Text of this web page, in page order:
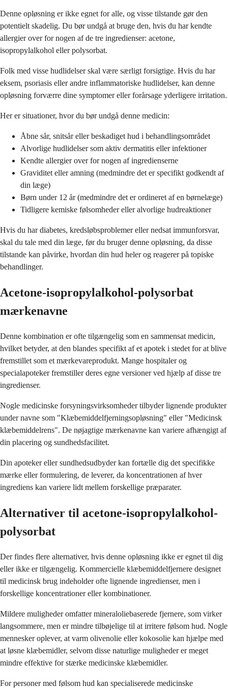
Denne opløsning er ikke egnet for alle, og visse tilstande gør den
potentielt skadelig. Du bør undgå at bruge den, hvis du har kendte
allergier over for nogen af de tre ingredienser: acetone,
isopropylalkohol eller polysorbat.
Folk med visse hudlidelser skal være særligt forsigtige. Hvis du har
eksem, psoriasis eller andre inflammatoriske hudlidelser, kan denne
opløsning forværre dine symptomer eller forårsage yderligere irritation.
Her er situationer, hvor du bør undgå denne medicin:
Åbne sår, snitsår eller beskadiget hud i behandlingsområdet
Alvorlige hudlidelser som aktiv dermatitis eller infektioner
Kendte allergier over for nogen af ingredienserne
Graviditet eller amning (medmindre det er specifikt godkendt af
din læge)
Børn under 12 år (medmindre det er ordineret af en børnelæge)
Tidligere kemiske følsomheder eller alvorlige hudreaktioner
Hvis du har diabetes, kredsløbsproblemer eller nedsat immunforsvar,
skal du tale med din læge, før du bruger denne opløsning, da disse
tilstande kan påvirke, hvordan din hud heler og reagerer på topiske
behandlinger.
Acetone-isopropylalkohol-polysorbat
mærkenavne
Denne kombination er ofte tilgængelig som en sammensat medicin,
hvilket betyder, at den blandes specifikt af et apotek i stedet for at blive
fremstillet som et mærkevareprodukt. Mange hospitaler og
specialapoteker fremstiller deres egne versioner ved hjælp af disse tre
ingredienser.
Nogle medicinske forsyningsvirksomheder tilbyder lignende produkter
under navne som "Klæbemiddelfjerningsopløsning" eller "Medicinsk
klæbemiddelrens". De nøjagtige mærkenavne kan variere afhængigt af
din placering og sundhedsfacilitet.
Din apoteker eller sundhedsudbyder kan fortælle dig det specifikke
mærke eller formulering, de leverer, da koncentrationen af hver
ingrediens kan variere lidt mellem forskellige præparater.
Alternativer til acetone-isopropylalkohol-
polysorbat
Der findes flere alternativer, hvis denne opløsning ikke er egnet til dig
eller ikke er tilgængelig. Kommercielle klæbemiddelfjernere designet
til medicinsk brug indeholder ofte lignende ingredienser, men i
forskellige koncentrationer eller kombinationer.
Mildere muligheder omfatter mineraloliebaserede fjernere, som virker
langsommere, men er mindre tilbøjelige til at irritere følsom hud. Nogle
mennesker oplever, at varm olivenolie eller kokosolie kan hjælpe med
at løsne klæbemidler, selvom disse naturlige muligheder er meget
mindre effektive for stærke medicinske klæbemidler.
For personer med følsom hud kan specialiserede medicinske